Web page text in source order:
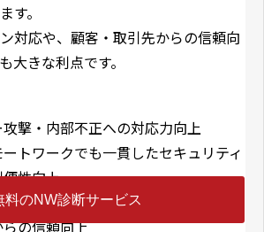
す。
対応や、顧客・取引先からの信頼向
大きな利点です。
撃・内部不正への対応力向上
トワークでも一貫したセキュリティ
性向上
イン対応のしやすさ
の信頼向上
料のNW診断サービス